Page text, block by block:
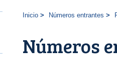
Inicio Números entrantes
Números